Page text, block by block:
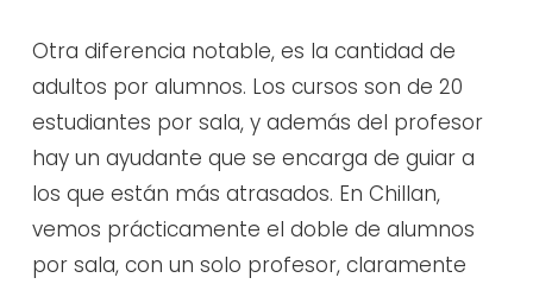
Otra diferencia notable, es la cantidad de
adultos por alumnos. Los cursos son de 20
estudiantes por sala, y además del profesor
hay un ayudante que se encarga de guiar a
los que están más atrasados. En Chillan,
vemos prácticamente el doble de alumnos
por sala, con un solo profesor, claramente